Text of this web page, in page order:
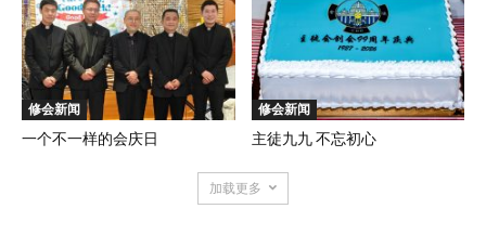
修会新闻
一个不一样的会庆日
修会新闻
主徒九九 不忘初心
加载更多